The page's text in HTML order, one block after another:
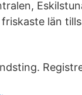
län